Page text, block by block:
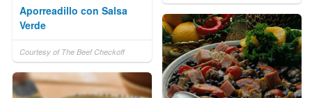
Aporreadillo con Salsa
Verde
Courtesy of The Beef Checkoff